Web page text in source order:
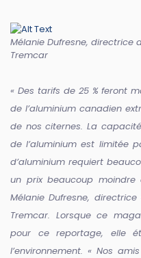
Mélanie Dufresne,
Tremcar
« Des tarifs de 25 % feront
de l’aluminium canadien
de nos citernes. La
de l’aluminium est limitée
d’aluminium requiert
un prix beaucoup moindre
Mélanie Dufresne,
Tremcar. Lorsque ce
pour ce reportage, elle
l’environnement. « Nos